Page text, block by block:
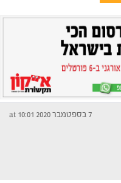
7 בספטמבר 2020 at 10:01